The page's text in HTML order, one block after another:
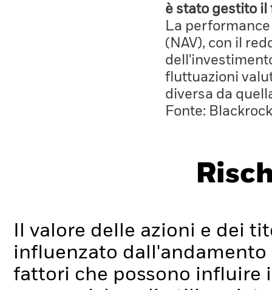
è stato gestito il
La
(NAV), con il
fluttuazioni
diversa da
Fonte: Blackrock
Il valore delle azioni e dei
influenzato
fattori che possono influire